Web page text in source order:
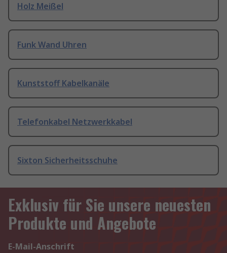
Holz Meißel
Funk Wand Uhren
Kunststoff Kabelkanäle
Telefonkabel Netzwerkkabel
Sixton Sicherheitsschuhe
Exklusiv für Sie unsere neuesten
Produkte und Angebote
E-Mail-Anschrift